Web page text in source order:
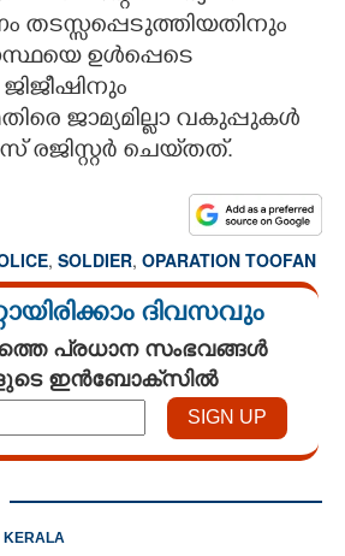
തടസ്സപ്പെടുത്തിയതിനും
ഉൾപ്പെടെ
ജാമ്യമില്ലാ വകുപ്പുകൾ
രജിസ്റ്റർ ചെയ്‌തത്.
, SOLDIER, OPARATION TOOFAN
ദിവസവും
പ്രധാന സംഭവങ്ങൾ
ഇൻബോക്സിൽ
KERALA